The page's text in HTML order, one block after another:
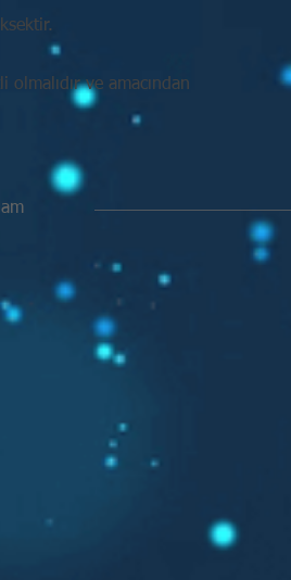
olmalıdır ve amacından